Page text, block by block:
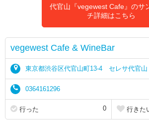
代官山『vegewest Cafe』のサ
チ詳細はこちら
vegewest Cafe & WineBar
東京都渋谷区代官山町13-4 セレサ代官
0364161296
行った 0 行きた